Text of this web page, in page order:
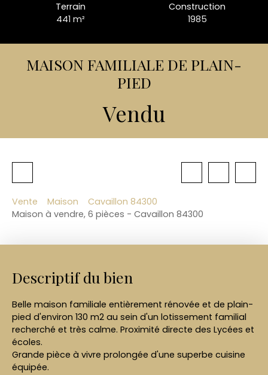
Terrain
441m²
Construction
1985
MAISON FAMILIALE DE PLAIN-
PIED
Vendu
Vente Maison
Cavaillon 84300
Maison à vendre, 6 pièces - Cavaillon 84300
Descriptif du bien
Belle maison familiale entièrement rénovée et de plain-
pied d'environ 130 m2 au sein d'un lotissement familial
recherché et très calme. Proximité directe des Lycées et
écoles.
Grande pièce à vivre prolongée d'une superbe cuisine
équipée.